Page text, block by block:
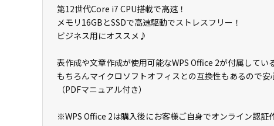
第12世代Core i7 CPU搭載で高速！
メモリ16GBとSSDで高速駆動でストレスフリー！
ビジネス用にオススメ♪
表作成や文章作成が使用可能なWPS Office 2が付属してい
もちろんマイクロソフトオフィスとの互換性もあるので安
（PDFマニュアル付き）
※WPS Office 2は購入後にお客様ご自身でオンライン認証